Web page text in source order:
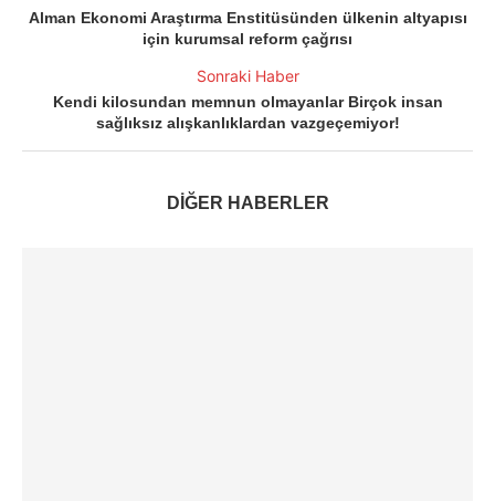
Alman Ekonomi Araştırma Enstitüsünden ülkenin altyapısı
için kurumsal reform çağrısı
Sonraki Haber
Kendi kilosundan memnun olmayanlar Birçok insan
sağlıksız alışkanlıklardan vazgeçemiyor!
DİĞER HABERLER